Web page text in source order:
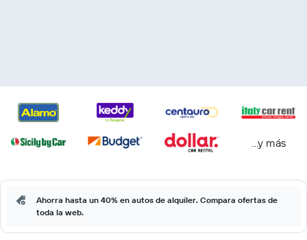
...y más
Ahorra hasta un 40% en autos de alquiler. Compara ofertas de
toda la web.